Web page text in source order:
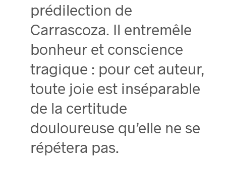
prédilection de
Carrascoza. Il entremêle
bonheur et conscience
tragique : pour cet auteur,
toute joie est inséparable
de la certitude
douloureuse qu’elle ne se
répétera pas.